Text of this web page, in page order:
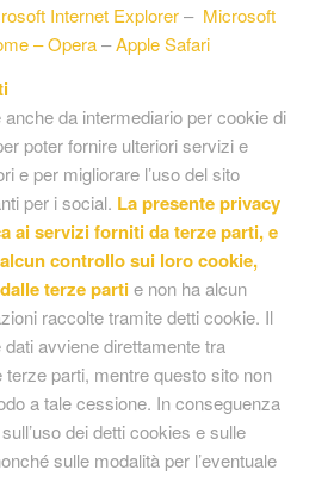
Internet Explorer– Microsoft
–Opera–Apple Safari
da intermediario per cookie di
poter fornire ulteriori servizi e
e per migliorare l’uso del sito
per i social. La presente privacy
ai servizi forniti da terze parti, e
controllo sui loro cookie,
terze partie non ha alcun
raccolte tramite detti cookie. Il
avviene direttamente tra
terze parti, mentre questo sito non
a tale cessione. In conseguenza
dei detti cookies e sulle
sulle modalità per l’eventuale